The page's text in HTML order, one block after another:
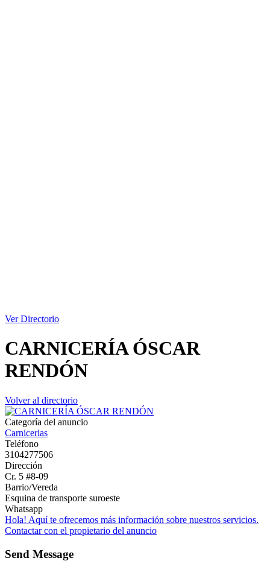
Ver Directorio
CARNICERÍA ÓSCAR
RENDÓN
Volver al directorio
Categoría del anuncio
Carnicerias
Teléfono
3104277506
Dirección
Cr. 5 #8-09
Barrio/Vereda
Esquina de transporte suroeste
Whatsapp
Hola! Aquí te ofrecemos más información sobre nuestros servicios.
Contactar con el propietario del anuncio
Send Message